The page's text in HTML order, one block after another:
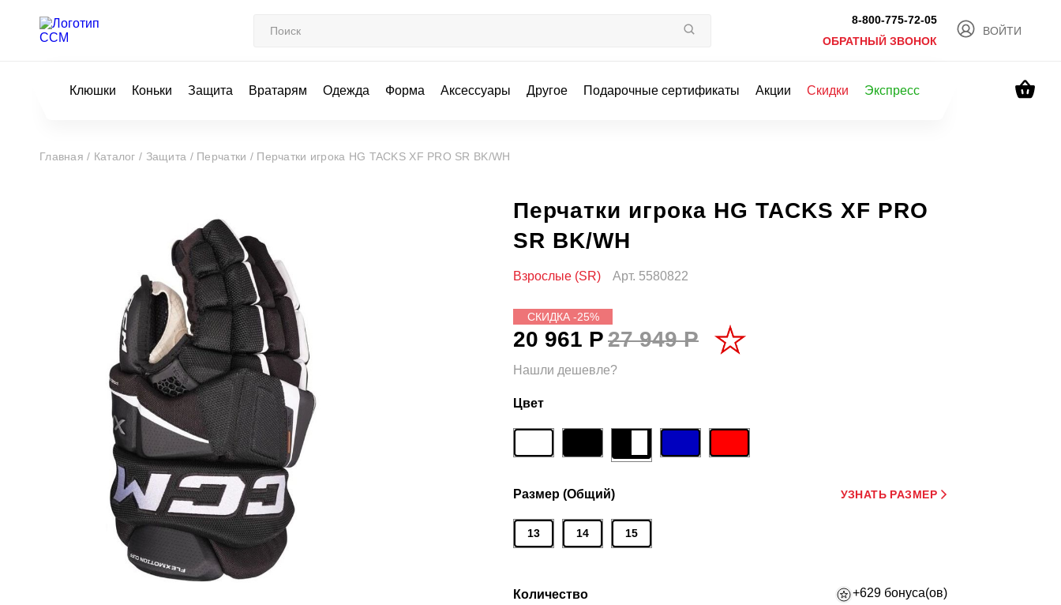
8-800-775-72-05
ОБРАТНЫЙ ЗВОНОК
ВОЙТИ
Клюшки Коньки Защита Вратарям Одежда Форма Аксессуары Другое Подарочные сертификаты Акции Скидки Экспресс
Главная / Каталог / Защита / Перчатки / Перчатки игрока HG TACKS XF PRO SR BK/WH
Перчатки игрока HG TACKS XF PRO
SR BK/WH
Взрослые (SR) Арт. 5580822
СКИДКА -25%
20 961 Р27 949 Р
Нашли дешевле?
Цвет
Размер (Общий) УЗНАТЬ РАЗМЕР
13 14 15
Количество +629 бонуса(ов)